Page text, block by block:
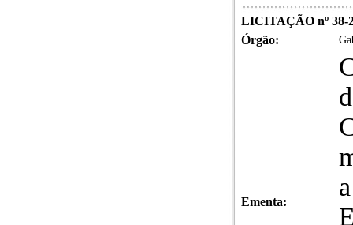
LICITAÇÃO nº 38-
Órgão:
Ementa: